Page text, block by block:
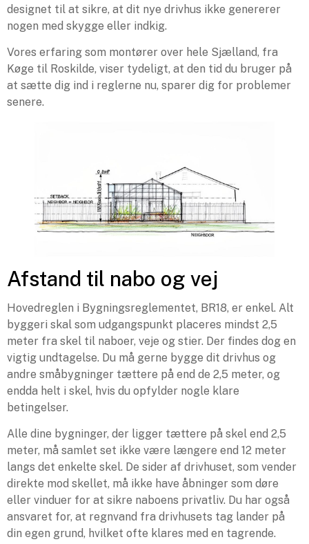
designet til at sikre, at dit nye drivhus ikke genererer
nogen med skygge eller indkig.
Vores erfaring som montører over hele Sjælland, fra
Køge til Roskilde, viser tydeligt, at den tid du bruger på
at sætte dig ind i reglerne nu, sparer dig for problemer
senere.
Afstand til nabo og vej
Hovedreglen i Bygningsreglementet, BR18, er enkel. Alt
byggeri skal som udgangspunkt placeres mindst 2,5
meter fra skel til naboer, veje og stier. Der findes dog en
vigtig undtagelse. Du må gerne bygge dit drivhus og
andre småbygninger tættere på end de 2,5 meter, og
endda helt i skel, hvis du opfylder nogle klare
betingelser.
Alle dine bygninger, der ligger tættere på skel end 2,5
meter, må samlet set ikke være længere end 12 meter
langs det enkelte skel. De sider af drivhuset, som vender
direkte mod skellet, må ikke have åbninger som døre
eller vinduer for at sikre naboens privatliv. Du har også
ansvaret for, at regnvand fra drivhusets tag lander på
din egen grund, hvilket ofte klares med en tagrende.